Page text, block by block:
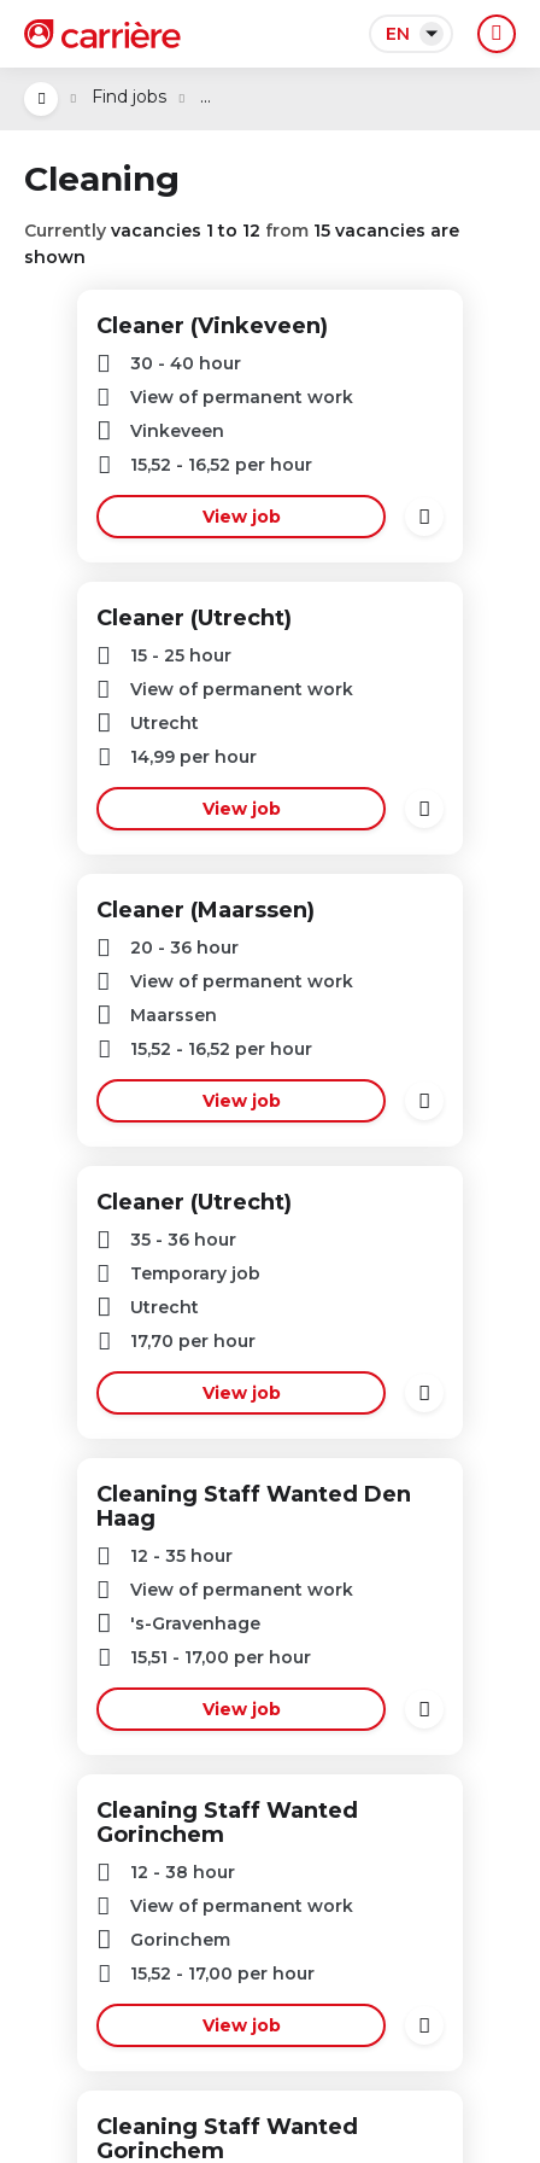
EN
Find jobs ...
Cleaning
Currently vacancies 1 to 12 from 15 vacancies are
shown
Cleaner (Vinkeveen)
30 - 40 hour
View of permanent work
Vinkeveen
15,52 - 16,52 per hour
View job
Cleaner (Utrecht)
15 - 25 hour
View of permanent work
Utrecht
14,99 per hour
View job
Cleaner (Maarssen)
20 - 36 hour
View of permanent work
Maarssen
15,52 - 16,52 per hour
View job
Cleaner (Utrecht)
35 - 36 hour
Temporary job
Utrecht
17,70 per hour
View job
Cleaning Staff Wanted Den
Haag
12 - 35 hour
View of permanent work
's-Gravenhage
15,51 - 17,00 per hour
View job
Cleaning Staff Wanted
Gorinchem
12 - 38 hour
View of permanent work
Gorinchem
15,52 - 17,00 per hour
View job
Cleaning Staff Wanted
Gorinchem